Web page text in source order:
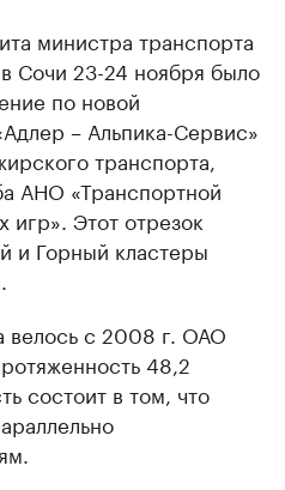
министра транспорта
Сочи 23-24 ноября было
по новой
– Альпика-Сервис»
транспорта,
АНО «Транспортной
Этот отрезок
и Горный кластеры
велось с 2008 г. ОАО
48,2
состоит в том, что